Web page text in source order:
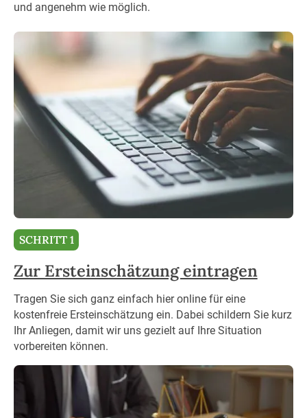
und angenehm wie möglich.
SCHRITT 1
Zur Ersteinschätzung eintragen
Tragen Sie sich ganz einfach hier online für eine
kostenfreie Ersteinschätzung ein. Dabei schildern Sie kurz
Ihr Anliegen, damit wir uns gezielt auf Ihre Situation
vorbereiten können.